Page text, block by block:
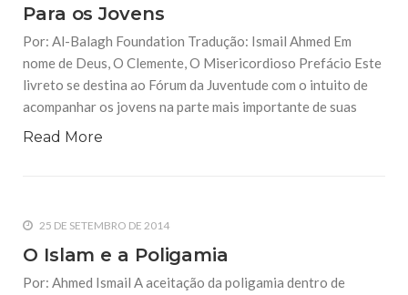
embuste tomado por ciência das teorias de Lombroso,
Para os Jovens
Por: Al-Balagh Foundation Tradução: Ismail Ahmed Em
nome de Deus, O Clemente, O Misericordioso Prefácio Este
livreto se destina ao Fórum da Juventude com o intuito de
acompanhar os jovens na parte mais importante de suas
Read More
25 DE SETEMBRO DE 2014
O Islam e a Poligamia
Por: Ahmed Ismail A aceitação da poligamia dentro de